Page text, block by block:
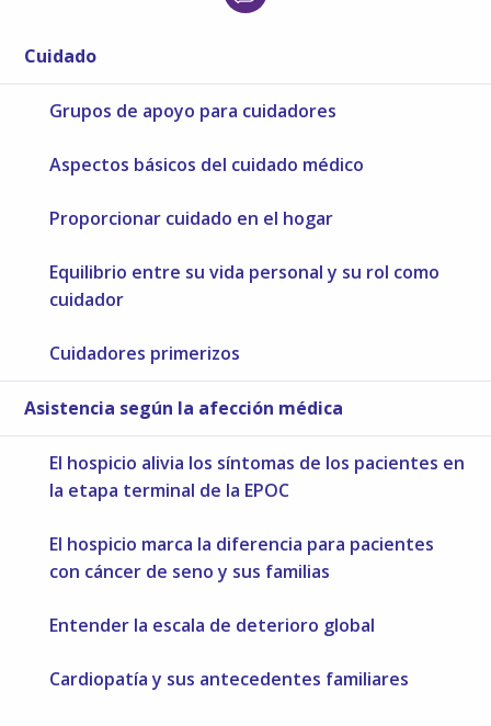
Cuidado
Grupos de apoyo para cuidadores
Aspectos básicos del cuidado médico
Proporcionar cuidado en el hogar
Equilibrio entre su vida personal y su rol como
cuidador
Cuidadores primerizos
Asistencia según la afección médica
El hospicio alivia los síntomas de los pacientes en
la etapa terminal de la EPOC
El hospicio marca la diferencia para pacientes
con cáncer de seno y sus familias
Entender la escala de deterioro global
Cardiopatía y sus antecedentes familiares